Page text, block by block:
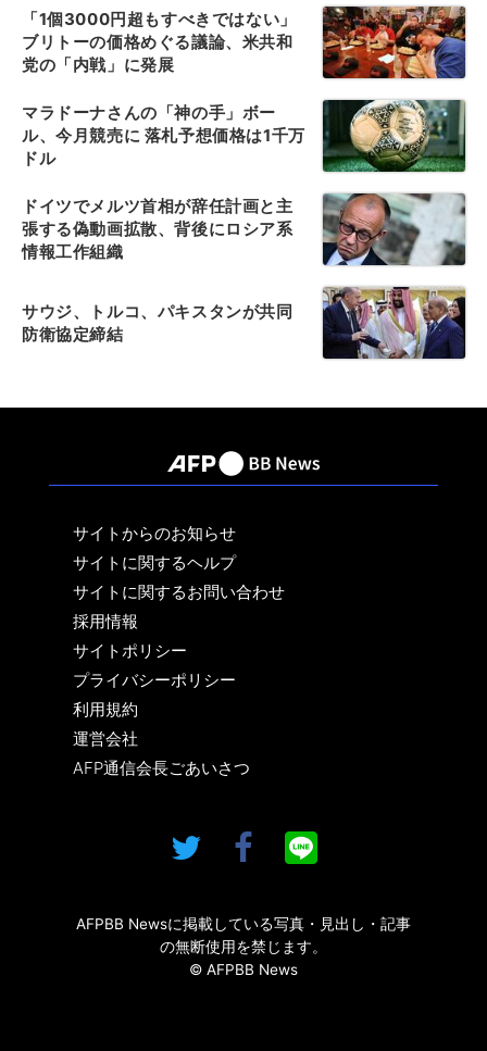
「1個3000円超もすべきではない」
ブリトーの価格めぐる議論、米共和
党の「内戦」に発展
マラドーナさんの「神の手」ボー
ル、今月競売に 落札予想価格は1千万
ドル
ドイツでメルツ首相が辞任計画と主
張する偽動画拡散、背後にロシア系
情報工作組織
サウジ、トルコ、パキスタンが共同
防衛協定締結
サイトからのお知らせ
サイトに関するヘルプ
サイトに関するお問い合わせ
採用情報
サイトポリシー
プライバシーポリシー
利用規約
運営会社
AFP通信会長ごあいさつ
AFPBB Newsに掲載している写真・見出し・記事
の無断使用を禁じます。
© AFPBB News